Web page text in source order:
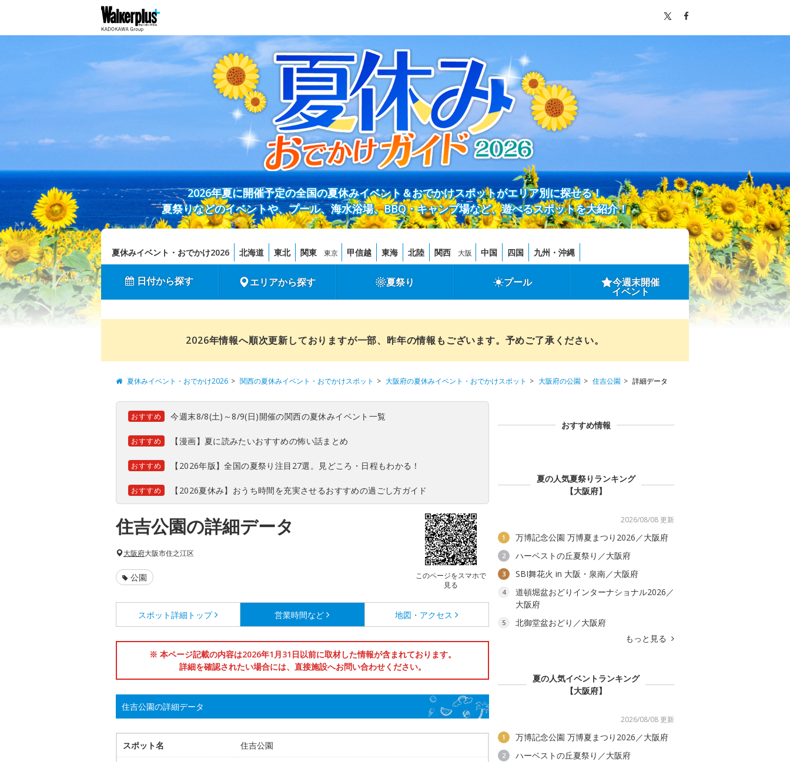
2026年夏に開催予定の全国の夏休みイベント＆おでかけスポットがエリア別に探せる！
夏祭りなどのイベントや、プール、海水浴場、BBQ・キャンプ場など、遊べるスポットを大紹介！
夏休みイベント・おでかけ2026 北海道 東北 関東 東京 甲信越 東海 北陸 関西 大阪 中国 四国 九州・沖縄
日付から探す エリアから探す 夏祭り プール 今週末開催
イベント
2026年情報へ順次更新しておりますが一部、昨年の情報もございます。予めご了承ください。
夏休みイベント・おでかけ2026 関西の夏休みイベント・おでかけスポット 大阪府の夏休みイベント・おでかけスポット 大阪府の公園 住吉公園 詳細データ
おすすめ 今週末8/8(土)～8/9(日)開催の関西の夏休みイベント一覧
おすすめ 【漫画】夏に読みたいおすすめの怖い話まとめ
おすすめ 【2026年版】全国の夏祭り注目27選。見どころ・日程もわかる！
おすすめ 【2026夏休み】おうち時間を充実させるおすすめの過ごし方ガイド
住吉公園の詳細データ
このページをスマホで
見る
大阪府大阪市住之江区
公園
スポット詳細 トップ 営業時間など 地図・アクセス
※ 本ページ記載の内容は2026年1月31日以前に取材した情報が含まれております。
詳細を確認されたい場合には、直接施設へお問い合わせください。
住吉公園の詳細データ
スポット名 住吉公園
おすすめ情報
夏の人気夏祭りランキング
【大阪府】
2026/08/08 更新
1 万博記念公園 万博夏まつり2026／大阪府
2 ハーベストの丘夏祭り／大阪府
3 SBI舞花火 in 大阪・泉南／大阪府
4
道頓堀盆おどりインターナショナル2026／
大阪府
5
北御堂盆おどり／大阪府
もっと見る
夏の人気イベントランキング
【大阪府】
2026/08/08 更新
1 万博記念公園 万博夏まつり2026／大阪府
2 ハーベストの丘夏祭り／大阪府